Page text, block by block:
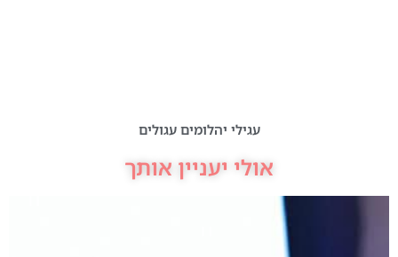
עגילי יהלומים עגולים
אולי יעניין אותך